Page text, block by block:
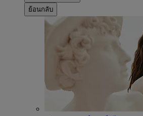
ย้อนกลับ